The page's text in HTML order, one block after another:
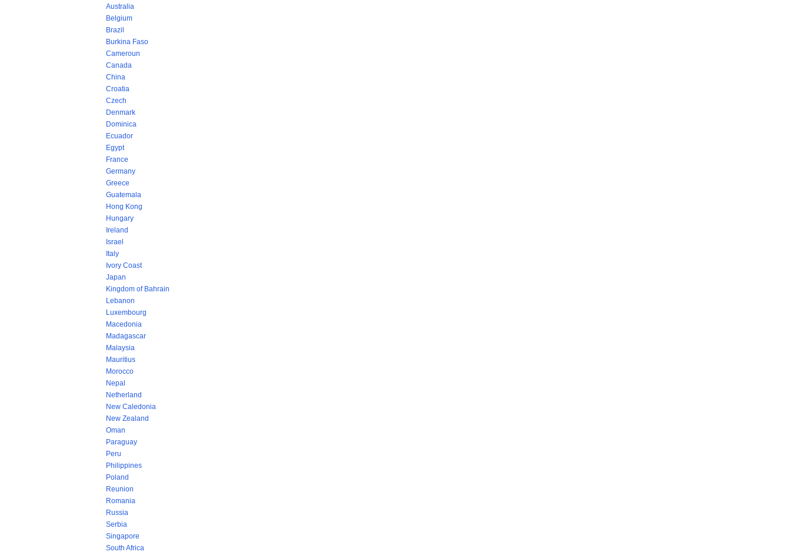
Australia
Belgium
Brazil
Burkina Faso
Cameroun
Canada
China
Croatia
Czech
Denmark
Dominica
Ecuador
Egypt
France
Germany
Greece
Guatemala
Hong Kong
Hungary
Ireland
Israel
Italy
Ivory Coast
Japan
Kingdom of Bahrain
Lebanon
Luxembourg
Macedonia
Madagascar
Malaysia
Mauritius
Morocco
Nepal
Netherland
New Caledonia
New Zealand
Oman
Paraguay
Peru
Philippines
Poland
Reunion
Romania
Russia
Serbia
Singapore
South Africa